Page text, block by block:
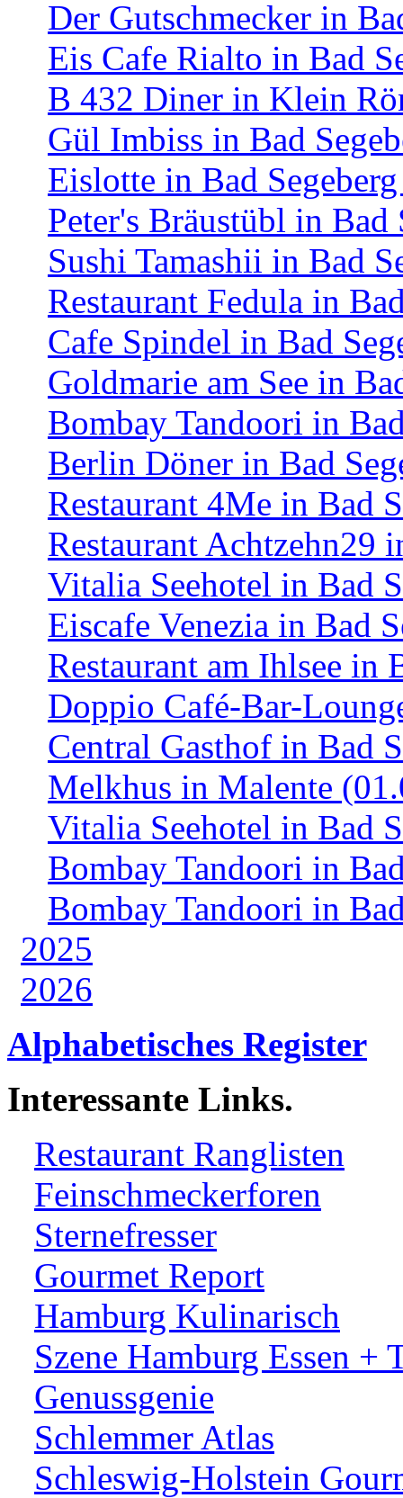
Der Gutschmecker in
Eis Cafe Rialto in Bad
B 432 Diner in Klein
Gül Imbiss in Bad
Eislotte in Bad
Peter's Bräustübl in Bad
Sushi Tamashii in Bad
Restaurant Fedula in
Cafe Spindel in Bad
Goldmarie am See in
Bombay Tandoori in
Berlin Döner in Bad
Restaurant 4Me in Bad
Restaurant Achtzehn29
Vitalia Seehotel in Bad
Eiscafe Venezia in Bad
Restaurant am Ihlsee in
Doppio Café-Bar-
Central Gasthof in Bad
Melkhus in Malente
Vitalia Seehotel in Bad
Bombay Tandoori in
Bombay Tandoori in
2025
2026
Alphabetisches Register
Interessante Links.
Restaurant Ranglisten
Feinschmeckerforen
Sternefresser
Gourmet Report
Hamburg Kulinarisch
Szene Hamburg Essen +
Genussgenie
Schlemmer Atlas
Schleswig-Holstein